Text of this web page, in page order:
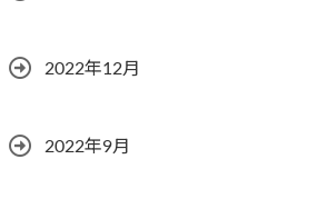
2022年12月
2022年9月